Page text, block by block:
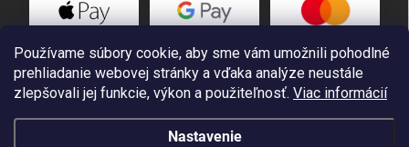
Používame súbory cookie, aby sme vám umožnili pohodlné
prehliadanie webovej stránky a vďaka analýze neustále
zlepšovali jej funkcie, výkon a použiteľnosť. Viac informácií
Nastavenie